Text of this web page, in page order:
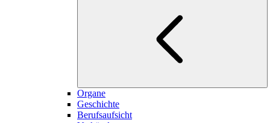
Organe
Geschichte
Berufsaufsicht